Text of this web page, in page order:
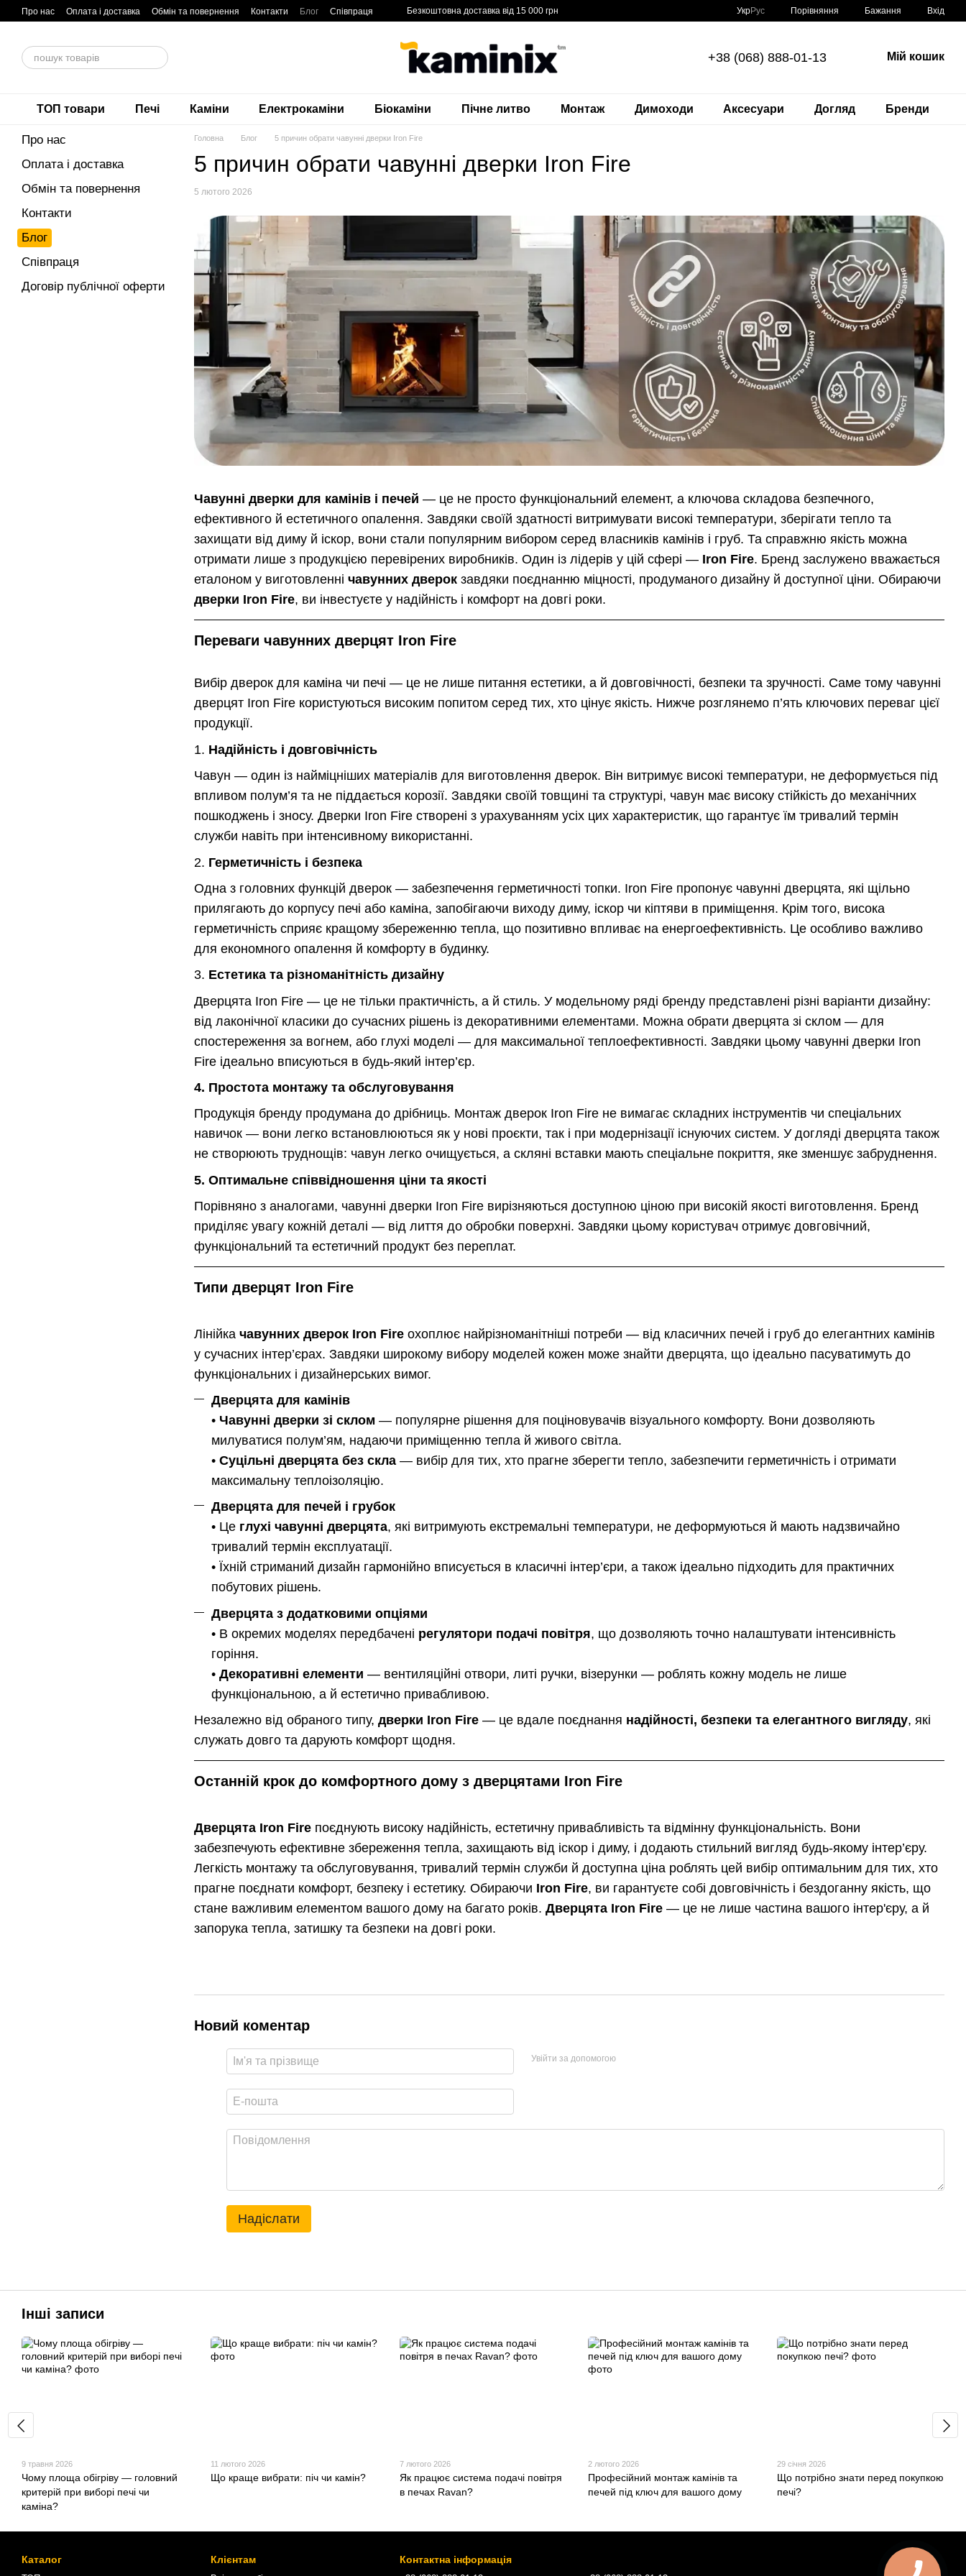
Перейти до основного контенту
Про нас Оплата і доставка Обмін та повернення Контакти Блог
Співпраця
Безкоштовна доставка від 15 000 грн УкрРус Порівняння Бажання Вхід
+38 (068) 888-01-13 Мій кошик
ТОП товари Печі Каміни Електрокаміни Біокаміни Пічне литво Монтаж Димоходи Аксесуари Догляд Бренди
Головна Блог 5 причин обрати чавунні дверки Iron Fire
5 причин обрати чавунні дверки Iron Fire
5 лютого 2026
Чавунні дверки для камінів і печей — це не просто функціональний елемент, а ключова складова безпечного,
ефективного й естетичного опалення. Завдяки своїй здатності витримувати високі температури, зберігати тепло та
захищати від диму й іскор, вони стали популярним вибором серед власників камінів і груб. Та справжню якість можна
отримати лише з продукцією перевірених виробників. Один із лідерів у цій сфері — Iron Fire. Бренд заслужено вважається
еталоном у виготовленні чавунних дверок завдяки поєднанню міцності, продуманого дизайну й доступної ціни. Обираючи
дверки Iron Fire, ви інвестуєте у надійність і комфорт на довгі роки.
Переваги чавунних дверцят Iron Fire
Вибір дверок для каміна чи печі — це не лише питання естетики, а й довговічності, безпеки та зручності. Саме тому чавунні
дверцят Iron Fire користуються високим попитом серед тих, хто цінує якість. Нижче розглянемо п’ять ключових переваг цієї
продукції.
1. Надійність і довговічність
Чавун — один із найміцніших матеріалів для виготовлення дверок. Він витримує високі температури, не деформується під
впливом полум’я та не піддається корозії. Завдяки своїй товщині та структурі, чавун має високу стійкість до механічних
пошкоджень і зносу. Дверки Iron Fire створені з урахуванням усіх цих характеристик, що гарантує їм тривалий термін
служби навіть при інтенсивному використанні.
2. Герметичність і безпека
Одна з головних функцій дверок — забезпечення герметичності топки. Iron Fire пропонує чавунні дверцята, які щільно
прилягають до корпусу печі або каміна, запобігаючи виходу диму, іскор чи кіптяви в приміщення. Крім того, висока
герметичність сприяє кращому збереженню тепла, що позитивно впливає на енергоефективність. Це особливо важливо
для економного опалення й комфорту в будинку.
3. Естетика та різноманітність дизайну
Дверцята Iron Fire — це не тільки практичність, а й стиль. У модельному ряді бренду представлені різні варіанти дизайну:
від лаконічної класики до сучасних рішень із декоративними елементами. Можна обрати дверцята зі склом — для
спостереження за вогнем, або глухі моделі — для максимальної теплоефективності. Завдяки цьому чавунні дверки Iron
Fire ідеально вписуються в будь-який інтер’єр.
4. Простота монтажу та обслуговування
Продукція бренду продумана до дрібниць. Монтаж дверок Iron Fire не вимагає складних інструментів чи спеціальних
навичок — вони легко встановлюються як у нові проєкти, так і при модернізації існуючих систем. У догляді дверцята також
не створюють труднощів: чавун легко очищується, а скляні вставки мають спеціальне покриття, яке зменшує забруднення.
5. Оптимальне співвідношення ціни та якості
Порівняно з аналогами, чавунні дверки Iron Fire вирізняються доступною ціною при високій якості виготовлення. Бренд
приділяє увагу кожній деталі — від лиття до обробки поверхні. Завдяки цьому користувач отримує довговічний,
функціональний та естетичний продукт без переплат.
Типи дверцят Iron Fire
Лінійка чавунних дверок Iron Fire охоплює найрізноманітніші потреби — від класичних печей і груб до елегантних камінів
у сучасних інтер’єрах. Завдяки широкому вибору моделей кожен може знайти дверцята, що ідеально пасуватимуть до
функціональних і дизайнерських вимог.
Дверцята для камінів
• Чавунні дверки зі склом — популярне рішення для поціновувачів візуального комфорту. Вони дозволяють
милуватися полум’ям, надаючи приміщенню тепла й живого світла.
• Суцільні дверцята без скла — вибір для тих, хто прагне зберегти тепло, забезпечити герметичність і отримати
максимальну теплоізоляцію.
Дверцята для печей і грубок
• Це глухі чавунні дверцята, які витримують екстремальні температури, не деформуються й мають надзвичайно
тривалий термін експлуатації.
• Їхній стриманий дизайн гармонійно вписується в класичні інтер’єри, а також ідеально підходить для практичних
побутових рішень.
Дверцята з додатковими опціями
• В окремих моделях передбачені регулятори подачі повітря, що дозволяють точно налаштувати інтенсивність
горіння.
• Декоративні елементи — вентиляційні отвори, литі ручки, візерунки — роблять кожну модель не лише
функціональною, а й естетично привабливою.
Незалежно від обраного типу, дверки Iron Fire — це вдале поєднання надійності, безпеки та елегантного вигляду, які
служать довго та дарують комфорт щодня.
Останній крок до комфортного дому з дверцятами Iron Fire
Дверцята Iron Fire поєднують високу надійність, естетичну привабливість та відмінну функціональність. Вони
забезпечують ефективне збереження тепла, захищають від іскор і диму, і додають стильний вигляд будь-якому інтер’єру.
Легкість монтажу та обслуговування, тривалий термін служби й доступна ціна роблять цей вибір оптимальним для тих, хто
прагне поєднати комфорт, безпеку і естетику. Обираючи Iron Fire, ви гарантуєте собі довговічність і бездоганну якість, що
стане важливим елементом вашого дому на багато років. Дверцята Iron Fire — це не лише частина вашого інтер'єру, а й
запорука тепла, затишку та безпеки на довгі роки.
Новий коментар
Увійти за допомогою
Надіслати
Про нас
Оплата і доставка
Обмін та повернення
Контакти
Блог
Співпраця
Договір публічної оферти
Інші записи
9 травня 2026
Чому площа обігріву — головний
критерій при виборі печі чи
каміна?
11 лютого 2026
Що краще вибрати: піч чи камін?
7 лютого 2026
Як працює система подачі повітря
в печах Ravan?
2 лютого 2026
Професійний монтаж камінів та
печей під ключ для вашого дому
29 січня 2026
Що потрібно знати перед покупкою
печі?
Каталог Клієнтам Контактна інформація